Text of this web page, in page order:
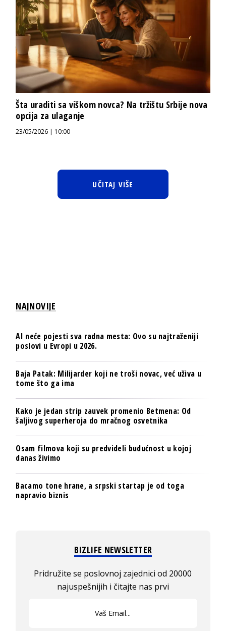
Šta uraditi sa viškom novca? Na tržištu Srbije nova
opcija za ulaganje
23/05/2026 | 10:00
UČITAJ VIŠE
NAJNOVIJE
AI neće pojesti sva radna mesta: Ovo su najtraženiji
poslovi u Evropi u 2026.
Baja Patak: Milijarder koji ne troši novac, već uživa u
tome što ga ima
Kako je jedan strip zauvek promenio Betmena: Od
šaljivog superheroja do mračnog osvetnika
Osam filmova koji su predvideli budućnost u kojoj
danas živimo
Bacamo tone hrane, a srpski startap je od toga
napravio biznis
BIZLIFE NEWSLETTER
Pridružite se poslovnoj zajednici od 20000
najuspešnijih i čitajte nas prvi